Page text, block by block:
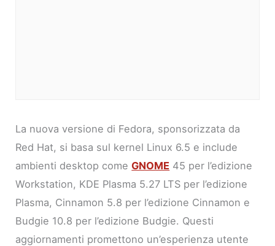
La nuova versione di Fedora, sponsorizzata da
Red Hat, si basa sul kernel Linux 6.5 e include
ambienti desktop comeGNOME 45 per l’edizione
Workstation, KDE Plasma 5.27 LTS per l’edizione
Plasma, Cinnamon 5.8 per l’edizione Cinnamon e
Budgie 10.8 per l’edizione Budgie. Questi
aggiornamenti promettono un’esperienza utente